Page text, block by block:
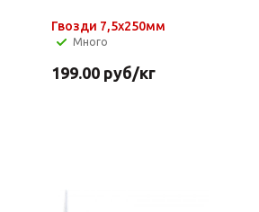
Гвозди 7,5х250мм
Много
199.00руб/кг